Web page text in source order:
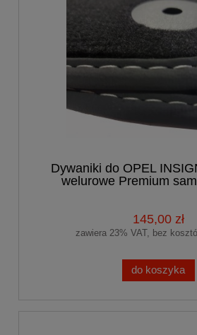
Dywaniki do OPEL
welurowe Premium
145,00 zł
zawiera 23% VAT, bez
do koszyka